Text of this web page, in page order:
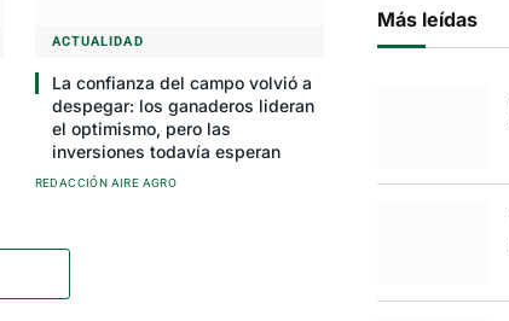
ACTUALIDAD
La confianza del campo volvió a
despegar: los ganaderos lideran
el optimismo, pero las
inversiones todavía esperan
REDACCIÓN AIRE AGRO
Más leídas